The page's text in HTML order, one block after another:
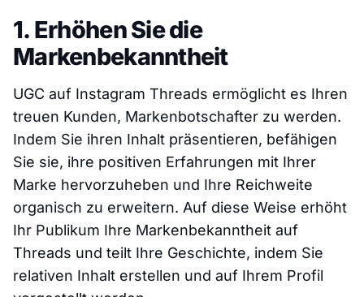
1. Erhöhen Sie die
Markenbekanntheit
UGC auf Instagram Threads ermöglicht es Ihren
treuen Kunden, Markenbotschafter zu werden.
Indem Sie ihren Inhalt präsentieren, befähigen
Sie sie, ihre positiven Erfahrungen mit Ihrer
Marke hervorzuheben und Ihre Reichweite
organisch zu erweitern. Auf diese Weise erhöht
Ihr Publikum Ihre Markenbekanntheit auf
Threads und teilt Ihre Geschichte, indem Sie
relativen Inhalt erstellen und auf Ihrem Profil